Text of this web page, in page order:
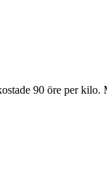
90 öre per kilo.